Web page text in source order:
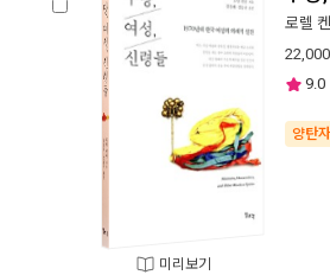
미리보기
로렐
22,000
9.0
양탄